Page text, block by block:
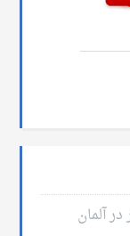
آلمان